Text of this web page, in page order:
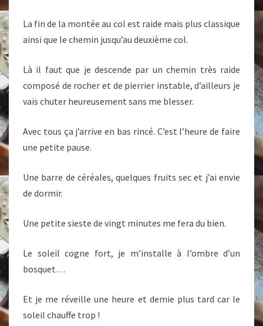
La fin de la montée au col est raide mais plus classique
ainsi que le chemin jusqu’au deuxième col.
Là il faut que je descende par un chemin très raide
composé de rocher et de pierrier instable, d’ailleurs je
vais chuter heureusement sans me blesser.
Avec tous ça j’arrive en bas rincé. C’est l’heure de faire
une petite pause.
Une barre de céréales, quelques fruits sec et j’ai envie
de dormir.
Une petite sieste de vingt minutes me fera du bien.
Le soleil cogne fort, je m’installe à l’ombre d’un
bosquet…
Et je me réveille une heure et demie plus tard car le
soleil chauffe trop !